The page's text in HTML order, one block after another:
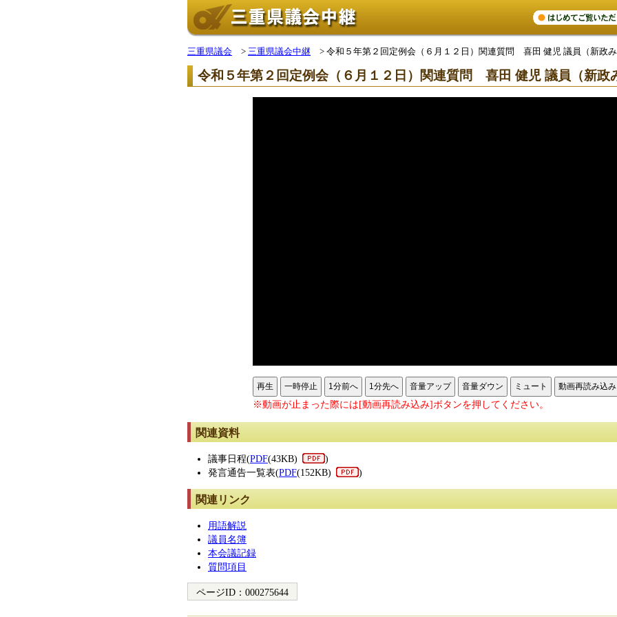
三重県議会 > 三重県議会中継 > 令和５年第２回定例会（６月１２日）関連質問 喜田 健児 議員（新政み
令和５年第２回定例会（６月１２日）関連質問 喜田 健児 議員（新政
再生 一時停止 1分前へ 1分先へ 音量アップ 音量ダウン ミュート 動画再読み込み
※動画が止まった際には[動画再読み込み]ボタンを押してください。
関連資料
議事日程(PDF(43KB)
)
発言通告一覧表(PDF(152KB) )
関連リンク
用語解説
議員名簿
本会議記録
質問項目
ページID： 000275644